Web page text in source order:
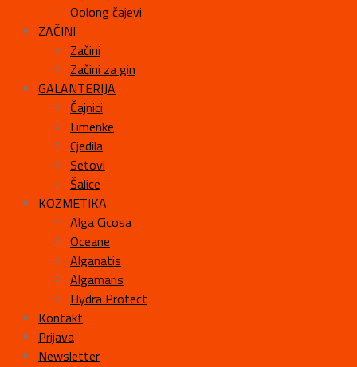
Oolong čajevi
ZAČINI
Začini
Začini za gin
GALANTERIJA
Čajnici
Limenke
Cjedila
Setovi
Šalice
KOZMETIKA
Alga Cicosa
Oceane
Alganatis
Algamaris
Hydra Protect
Kontakt
Prijava
Newsletter